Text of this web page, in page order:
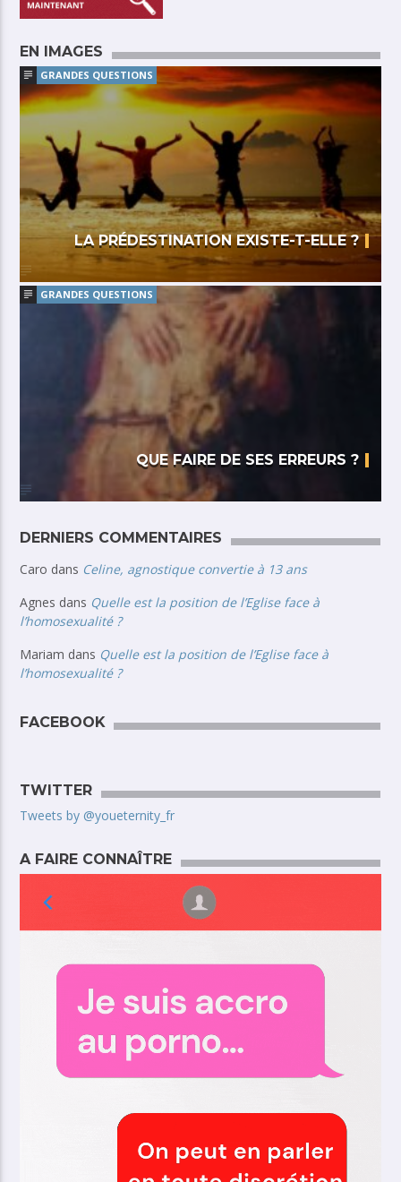
EN IMAGES
GRANDES QUESTIONS
LA PRÉDESTINATION EXISTE-T-ELLE ?
GRANDES QUESTIONS
QUE FAIRE DE SES ERREURS ?
DERNIERS COMMENTAIRES
Caro dans Celine, agnostique convertie à 13 ans
Agnes dans Quelle est la position de l’Eglise face à
l’homosexualité ?
Mariam dans Quelle est la position de l’Eglise face à
l’homosexualité ?
FACEBOOK
TWITTER
Tweets by @youeternity_fr
A FAIRE CONNAÎTRE